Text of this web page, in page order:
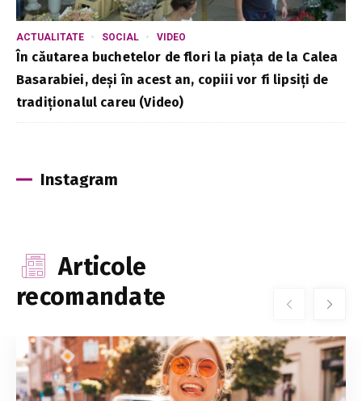
ACTUALITATE SOCIAL VIDEO
În căutarea buchetelor de flori la piața de la Calea
Basarabiei, deși în acest an, copiii vor fi lipsiți de
tradiționalul careu (Video)
Instagram
Articole
recomandate